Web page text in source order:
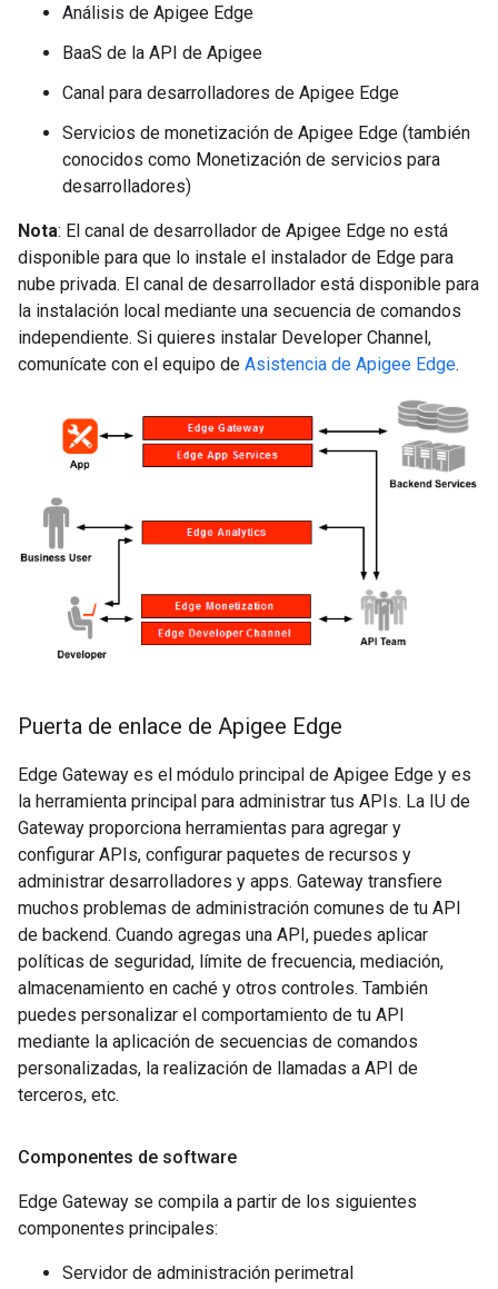
Análisis de Apigee Edge
BaaS de la API de Apigee
Canal para desarrolladores de Apigee Edge
Servicios de monetización de Apigee Edge (también
conocidos como Monetización de servicios para
desarrolladores)
Nota: El canal de desarrollador de Apigee Edge no está
disponible para que lo instale el instalador de Edge para
nube privada. El canal de desarrollador está disponible para
la instalación local mediante una secuencia de comandos
independiente. Si quieres instalar Developer Channel,
comunícate con el equipo de Asistencia de Apigee Edge.
Puerta de enlace de Apigee Edge
Edge Gateway es el módulo principal de Apigee Edge y es
la herramienta principal para administrar tus APIs. La IU de
Gateway proporciona herramientas para agregar y
configurar APIs, configurar paquetes de recursos y
administrar desarrolladores y apps. Gateway transfiere
muchos problemas de administración comunes de tu API
de backend. Cuando agregas una API, puedes aplicar
políticas de seguridad, límite de frecuencia, mediación,
almacenamiento en caché y otros controles. También
puedes personalizar el comportamiento de tu API
mediante la aplicación de secuencias de comandos
personalizadas, la realización de llamadas a API de
terceros, etc.
Componentes de software
Edge Gateway se compila a partir de los siguientes
componentes principales:
Servidor de administración perimetral